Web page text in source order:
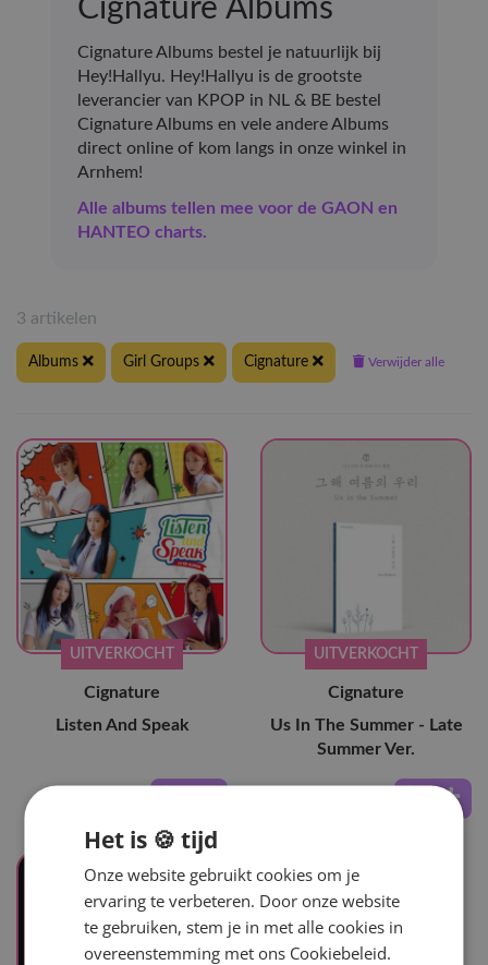
Cignature Albums
Cignature Albums bestel je natuurlijk bij
Hey!Hallyu. Hey!Hallyu is de grootste
leverancier van KPOP in NL & BE bestel
Cignature Albums en vele andere Albums
direct online of kom langs in onze winkel in
Arnhem!
Alle albums tellen mee voor de GAON en
HANTEO charts.
3 artikelen
Albums Girl Groups Cignature Verwijder alle
UITVERKOCHT
Cignature
Listen And Speak
UITVERKOCHT
Cignature
Us In The Summer - Late
Summer Ver.
Het is 🍪 tijd
Onze website gebruikt cookies om je
ervaring te verbeteren. Door onze website
te gebruiken, stem je in met alle cookies in
overeenstemming met ons Cookiebeleid.